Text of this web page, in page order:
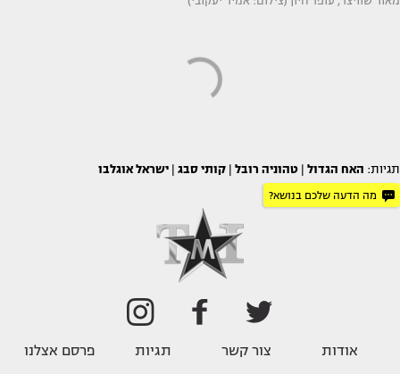
תגיות: האח הגדול טהוניה רובל קותי סבג ישראל אוגלבו
מה הדעה שלכם בנושא?
אודות צור קשר תגיות פרסם אצלנו